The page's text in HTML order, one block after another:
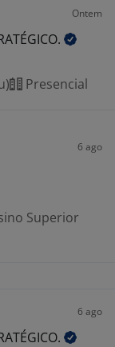
Ontem
Presencial
6 ago
Superior
6 ago